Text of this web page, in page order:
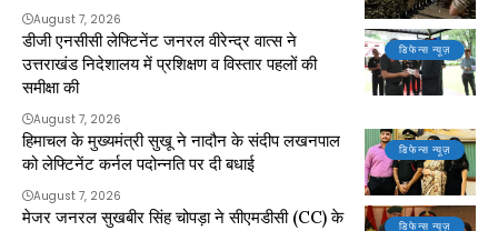
August 7, 2026
डिफेन्स न्यूज़
डीजी एनसीसी लेफ्टिनेंट जनरल वीरेन्द्र वात्स ने
उत्तराखंड निदेशालय में प्रशिक्षण व विस्तार पहलों की
समीक्षा की
August 7, 2026
डिफेन्स न्यूज़
हिमाचल के मुख्यमंत्री सुखू ने नादौन के संदीप लखनपाल
को लेफ्टिनेंट कर्नल पदोन्नति पर दी बधाई
August 7, 2026
डिफेन्स न्यूज़
मेजर जनरल सुखबीर सिंह चोपड़ा ने सीएमडीसी (CC) के